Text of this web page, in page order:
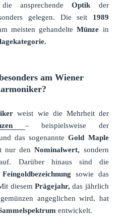
ansprechendeOptik der
gelegen. Die seit 1989
meisten gehandelteMünze in
am Wiener
weist wie die Mehrheit der
– beispielsweise der
das sogenannteGold Maple
nur denNominalwert, sondern
Darüber hinaus sind die
Feingoldbezeichnung sowie das
diesem Prägejahr, das jährlich
angeglichen wird, hat
entwickelt.